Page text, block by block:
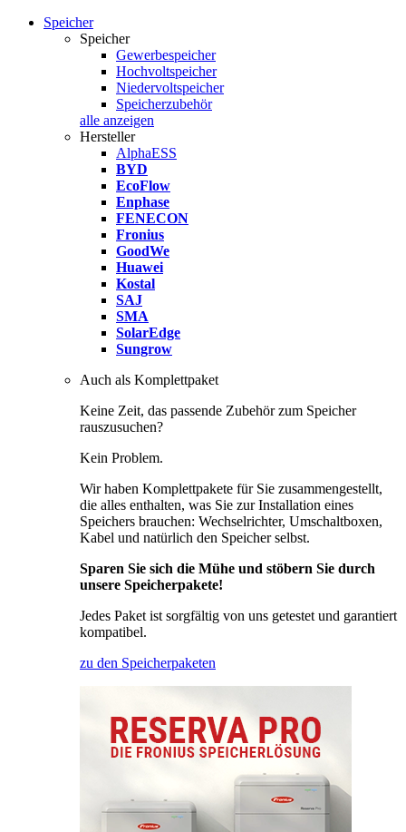
Speicher
Speicher
Gewerbespeicher
Hochvoltspeicher
Niedervoltspeicher
Speicherzubehör
alle anzeigen
Hersteller
AlphaESS
BYD
EcoFlow
Enphase
FENECON
Fronius
GoodWe
Huawei
Kostal
SAJ
SMA
SolarEdge
Sungrow
Auch als Komplettpaket
Keine Zeit, das passende Zubehör zum Speicher
rauszusuchen?
Kein Problem.
Wir haben Komplettpakete für Sie zusammengestellt,
die alles enthalten, was Sie zur Installation eines
Speichers brauchen: Wechselrichter, Umschaltboxen,
Kabel und natürlich den Speicher selbst.
Sparen Sie sich die Mühe und stöbern Sie durch
unsere Speicherpakete!
Jedes Paket ist sorgfältig von uns getestet und garantiert
kompatibel.
zu den Speicherpaketen